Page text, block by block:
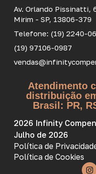
Av. Orlando Pissinatti,
Mirim - SP, 13806-379
Telefone: (19) 2240-
(19) 97106-0987
Atendimento
distribuição
Brasil: PR,
2026 Infinity
Julho de 2026
Política de
Política de Cookies